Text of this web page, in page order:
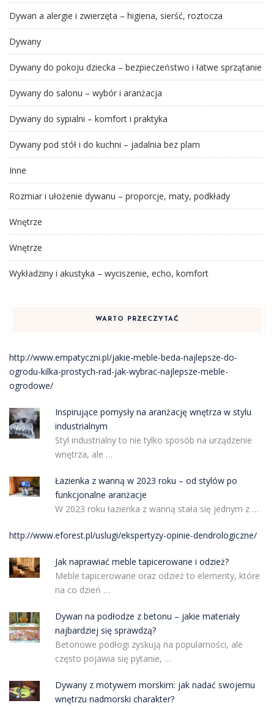
Dywan a alergie i zwierzęta – higiena, sierść, roztocza
Dywany
Dywany do pokoju dziecka – bezpieczeństwo i łatwe sprzątanie
Dywany do salonu – wybór i aranżacja
Dywany do sypialni – komfort i praktyka
Dywany pod stół i do kuchni – jadalnia bez plam
Inne
Rozmiar i ułożenie dywanu – proporcje, maty, podkłady
Wnętrze
Wnętrze
Wykładziny i akustyka – wyciszenie, echo, komfort
WARTO PRZECZYTAĆ
http://www.empatyczni.pl/jakie-meble-beda-najlepsze-do-
ogrodu-kilka-prostych-rad-jak-wybrac-najlepsze-meble-
ogrodowe/
Inspirujące pomysły na aranżację wnętrza w stylu
industrialnym
Styl industrialny to nie tylko sposób na urządzenie
wnętrza, ale …
Łazienka z wanną w 2023 roku – od stylów po
funkcjonalne aranżacje
W 2023 roku łazienka z wanną stała się jednym z …
http://www.eforest.pl/uslugi/ekspertyzy-opinie-dendrologiczne/
Jak naprawiać meble tapicerowane i odzież?
Meble tapicerowane oraz odzież to elementy, które
na co dzień …
Dywan na podłodze z betonu – jakie materiały
najbardziej się sprawdzą?
Betonowe podłogi zyskują na popularności, ale
często pojawia się pytanie, …
Dywany z motywem morskim: jak nadać swojemu
wnętrzu nadmorski charakter?